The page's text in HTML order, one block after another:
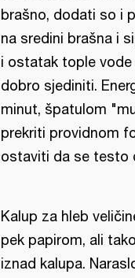
brašno, dodati so i
na sredini brašna i
i ostatak tople vode
dobro sjediniti.
minut, špatulom
prekriti providnom
ostaviti da se testo
Kalup za hleb
pek papirom, ali
iznad kalupa.